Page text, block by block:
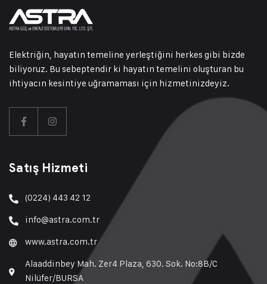
Elektriğin, hayatın temeline yerleştiğini herkes gibi bizde
biliyoruz. Bu sebeptendir ki hayatın temelini oluşturan bu
ihtiyacın kesintiye uğramaması için hizmetinizdeyiz.
Satış Hizmeti
(0224) 443 42 12
info@astra.com.tr
www.astra.com.tr
Alaaddinbey Mah. Zer4 Plaza, 630. Sok. No:8B/C
Nilüfer/BURSA